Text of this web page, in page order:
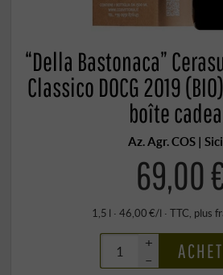
“Della Bastonaca”
Classico DOCG 2019
boîte
Az. Agr. COS |
69,00
1,5 l · 46,00 €/l · TTC, plus
+
–